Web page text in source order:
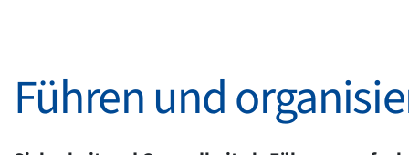
Führen und